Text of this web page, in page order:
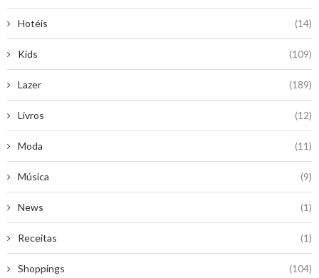
Hotéis (14)
Kids (109)
Lazer (189)
Livros (12)
Moda (11)
Música (9)
News (1)
Receitas (1)
Shoppings (104)